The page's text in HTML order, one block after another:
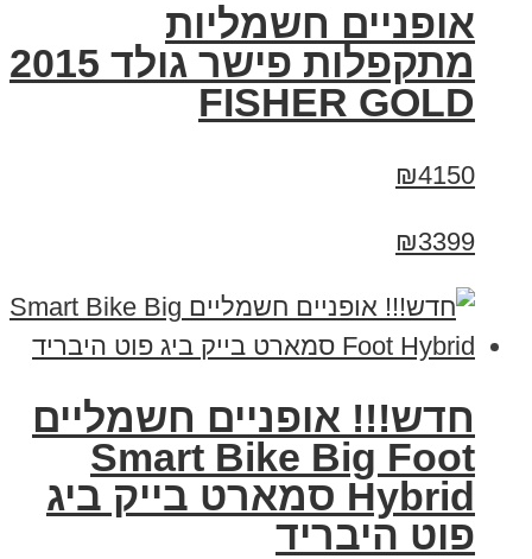
אופניים חשמליות
מתקפלות פישר גולד 2015
FISHER GOLD
₪4150
₪3399
חדש!!! אופניים חשמליים
Smart Bike Big Foot
Hybrid סמארט בייק ביג
פוט היבריד